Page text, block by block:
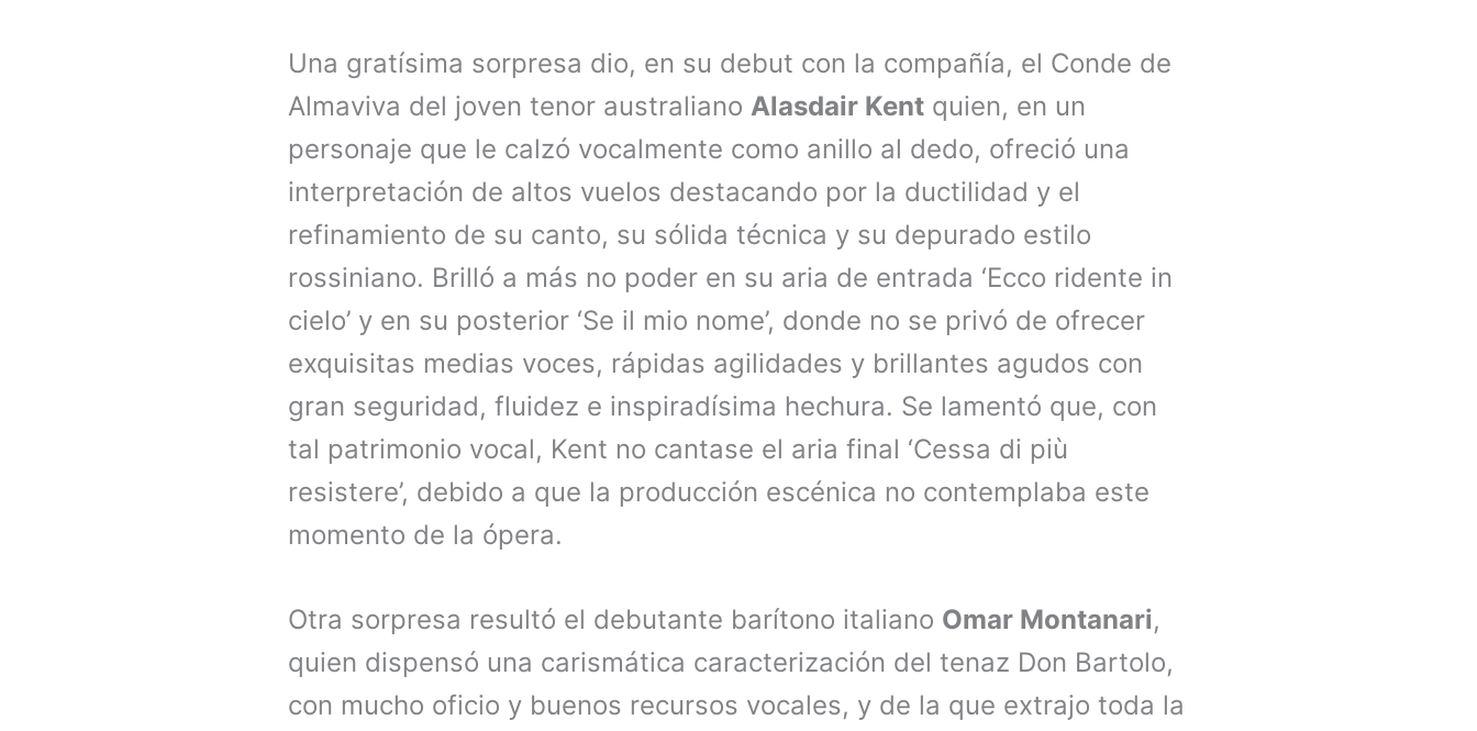
Una gratísima sorpresa dio, en su debut con la compañía, el Conde de
Almaviva del joven tenor australiano Alasdair Kent quien, en un
personaje que le calzó vocalmente como anillo al dedo, ofreció una
interpretación de altos vuelos destacando por la ductilidad y el
refinamiento de su canto, su sólida técnica y su depurado estilo
rossiniano. Brilló a más no poder en su aria de entrada ‘Ecco ridente in
cielo’ y en su posterior ‘Se il mio nome’, donde no se privó de ofrecer
exquisitas medias voces, rápidas agilidades y brillantes agudos con
gran seguridad, fluidez e inspiradísima hechura. Se lamentó que, con
tal patrimonio vocal, Kent no cantase el aria final ‘Cessa di più
resistere’, debido a que la producción escénica no contemplaba este
momento de la ópera.
Otra sorpresa resultó el debutante barítono italiano Omar Montanari,
quien dispensó una carismática caracterización del tenaz Don Bartolo,
con mucho oficio y buenos recursos vocales, y de la que extrajo toda la